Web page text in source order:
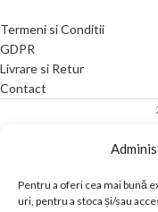
Pentru a oferi cea mai bună
uri, pentru a stoca și/sau
Termeni si Conditii
GDPR
Livrare si Retur
Contact